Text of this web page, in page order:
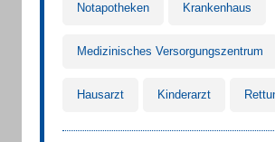
Notapotheken Krankenhaus
Medizinisches Versorgungszentrum
Hausarzt Kinderarzt